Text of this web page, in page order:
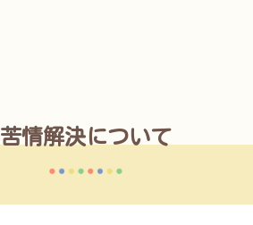
苦情解決について